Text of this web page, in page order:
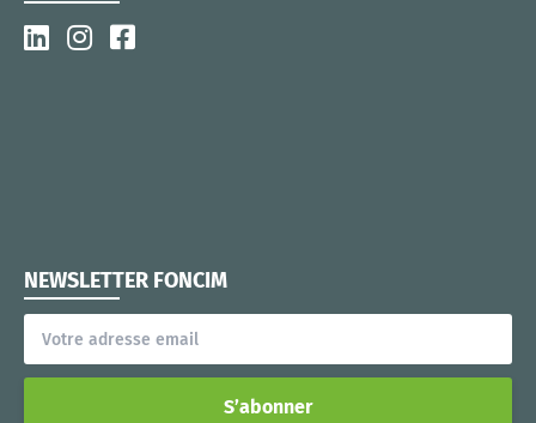
NEWSLETTER FONCIM
S’abonner